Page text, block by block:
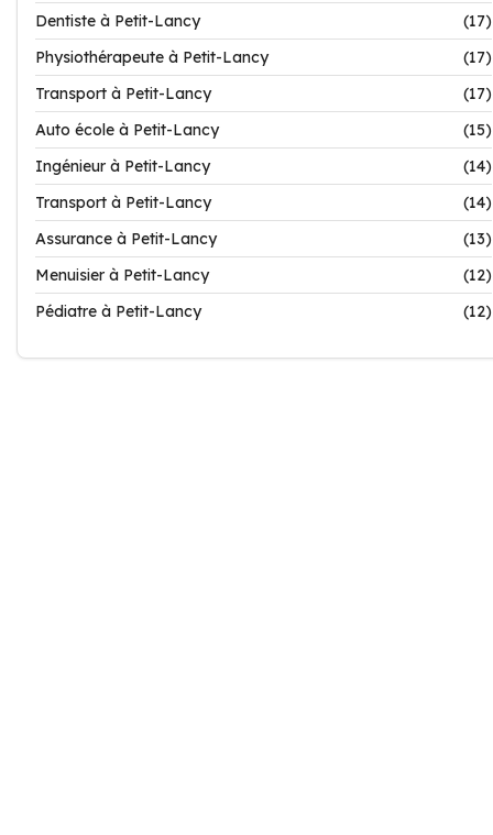
Dentiste à Petit-Lancy
(17)
Physiothérapeute à Petit-Lancy
(17)
Transport à Petit-Lancy
(17)
Auto école à Petit-Lancy
(15)
Ingénieur à Petit-Lancy
(14)
Transport à Petit-Lancy
(14)
Assurance à Petit-Lancy
(13)
Menuisier à Petit-Lancy
(12)
Pédiatre à Petit-Lancy
(12)